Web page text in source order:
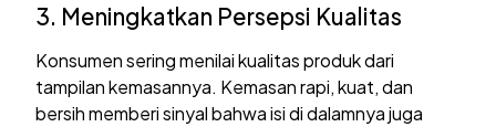
3. Meningkatkan Persepsi Kualitas
Konsumen sering menilai kualitas produk dari
tampilan kemasannya. Kemasan rapi, kuat, dan
bersih memberi sinyal bahwa isi di dalamnya juga